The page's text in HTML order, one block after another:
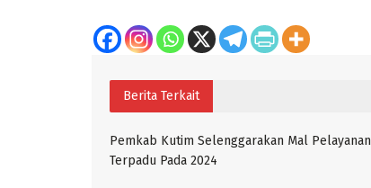
Berita Terkait
Pemkab Kutim Selenggarakan Mal Pelayanan
Terpadu Pada 2024